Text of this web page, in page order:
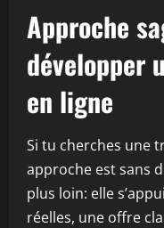
Approche
développer
en ligne
Si tu cherches une
approche est sans
plus loin: elle
réelles, une offre